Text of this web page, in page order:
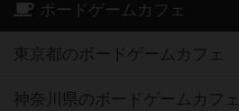
ボードゲームカフェ
東京都のボードゲームカフェ
神奈川県のボードゲームカフェ